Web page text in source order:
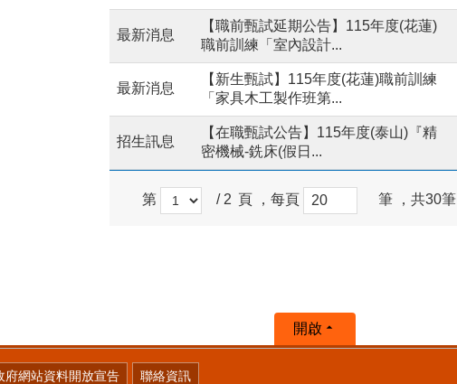
最新消息
【職前甄試延期公告】115年度(花蓮)
職前訓練「室內設計...
最新消息
【新生甄試】115年度(花蓮)職前訓練
「家具木工製作班第...
招生訊息
【在職甄試公告】115年度(泰山)『精
密機械-銑床(假日...
第 / 2 頁 ，每頁 筆 ，共30筆
開啟
府網站資料開放宣告 聯絡資訊